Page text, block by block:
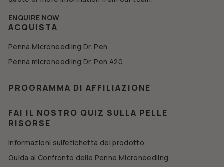
ENQUIRE NOW
ACQUISTA
Penna Microneedling Dr. Pen
Penna microneedling Dr. Pen A20
PROGRAMMA DI AFFILIAZIONE
FAI IL NOSTRO QUIZ SULLA PELLE
RISORSE
Informazioni sull'etichetta del prodotto
Guida al Confronto delle Penne Microneedling